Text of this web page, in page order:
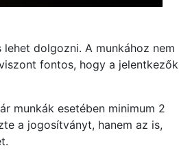
dolgozni. A munkához nem
fontos, hogy a jelentkezők
munkák esetében minimum 2
a jogosítványt, hanem az is,